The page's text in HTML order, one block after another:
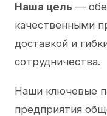
Наша цель —
качественными
доставкой и
сотрудничества.
Наши ключевые
предприятия